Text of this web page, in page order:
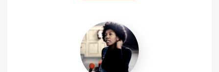
Amandine
Gay